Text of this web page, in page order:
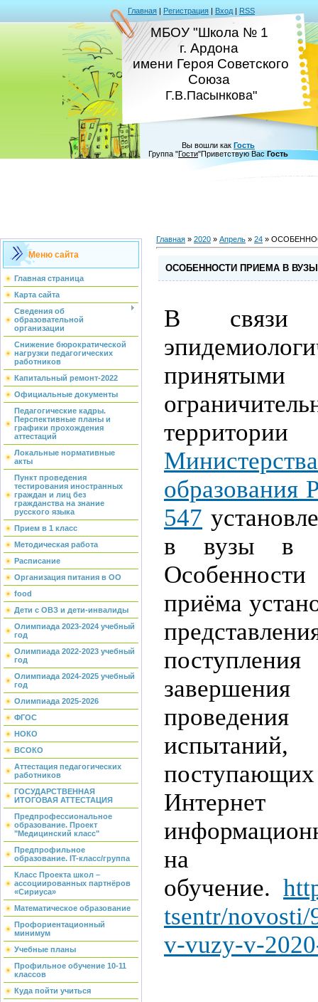
Главная | Регистрация | Вход | RSS
МБОУ "Школа № 1
г. Ардона
имени Героя Советского
Союза
Г.В.Пасынкова"
Вы вошли как Гость
Группа "Гости"Приветствую Вас Гость
Меню сайта
Главная страница
Карта сайта
Сведения об
образовательной
организации
Снижение бюрократической
нагрузки педагогических
работников
Капитальный ремонт-2022
Официальные документы
Педагогические кадры.
Перспективные планы и
графики прохождения
аттестаций
Локальные нормативные
акты
Пункт проведения
тестирования иностранных
граждан и лиц без
гражданства на знание
русского языка
Прием в 1 класс
Методическая работа
Расписание
Организация питания в ОО
food
Дети с ОВЗ и дети-инвалиды
Олимпиада 2023-2024 учебный
год
Олимпиада 2022-2023 учебный
год
Олимпиада 2024-2025 учебный
год
Олимпиада 2025-2026
ФГОС
НОКО
ВСОКО
Аттестация педагогических
работников
ГОСУДАРСТВЕННАЯ
ИТОГОВАЯ АТТЕСТАЦИЯ
Предпрофессиональное
образование. Проект
"Медицинский класс"
Предпрофильное
образование. IT-класс/группа
Класс Проекта школ –
ассоциированных партнёров
«Сириуса»
Математическое образование
Профориентационный
минимум
Учебные планы
Профильное обучение 10-11
классов
Куда пойти учиться
Главная » 2020 » Апрель » 24 »
ОСОБЕННОСТИ ПРИЕМА В ВУЗЫ
В связи с
образования
547
в вузы в
приёма
испытаний,
на
обучение.
tsentr/novosti/
v-vuzy-v-